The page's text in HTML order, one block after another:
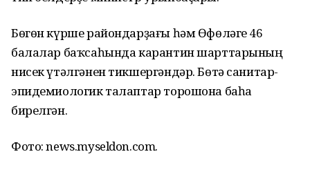
Бөгөн күрше райондарҙағы һәм Өфөләге 46
балалар баҡсаһында карантин шарттарының
нисек үтәлгәнен тикшергәндәр. Бөтә санитар-
эпидемиологик талаптар торошона баһа
бирелгән.
Фото: news.myseldon.com.